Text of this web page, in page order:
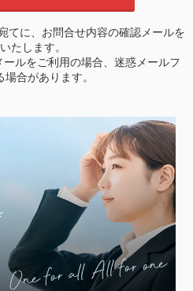
てに、お問合せ内容の確認メールを
たします。
ルをご利用の場合、迷惑メールフ
場合があります。